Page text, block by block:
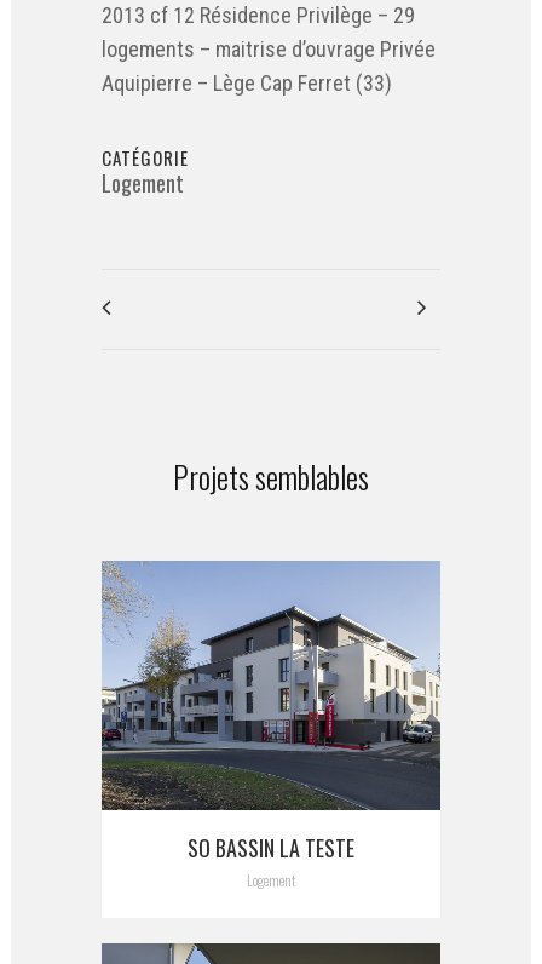
2013 cf 12 Résidence Privilège – 29
logements – maitrise d’ouvrage Privée
Aquipierre – Lège Cap Ferret (33)
CATÉGORIE
Logement
Projets semblables
SO BASSIN LA TESTE
Logement